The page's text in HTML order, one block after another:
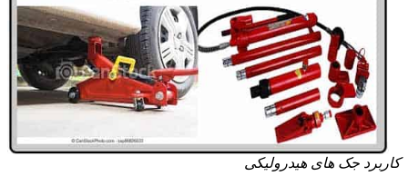
کاربرد جک های هیدرولیکی